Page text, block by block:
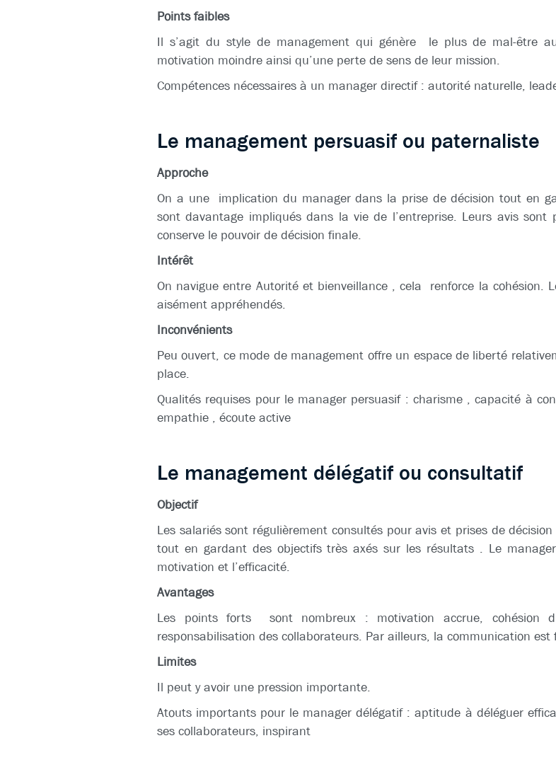
Points faibles
Il s’agit du style de management qui génère le plus de mal-être
motivation moindre ainsi qu’une perte de sens de leur mission.
Compétences nécessaires à un manager directif : autorité naturelle,
Le management persuasif ou paternaliste
Approche
On a une implication du manager dans la prise de décision tout en
sont davantage impliqués dans la vie de l’entreprise. Leurs avis
conserve le pouvoir de décision finale.
Intérêt
On navigue entre Autorité et bienveillance , cela renforce la cohésion.
aisément appréhendés.
Inconvénients
Peu ouvert, ce mode de management offre un espace de liberté
place.
Qualités requises pour le manager persuasif : charisme , capacité à
empathie , écoute active
Le management délégatif ou consultatif
Objectif
Les salariés sont régulièrement consultés pour avis et prises de
tout en gardant des objectifs très axés sur les résultats . Le
motivation et l’efficacité.
Avantages
Les points forts sont nombreux : motivation accrue, cohésion
responsabilisation des collaborateurs. Par ailleurs, la communication est
Limites
Il peut y avoir une pression importante.
Atouts importants pour le manager délégatif : aptitude à déléguer
ses collaborateurs, inspirant